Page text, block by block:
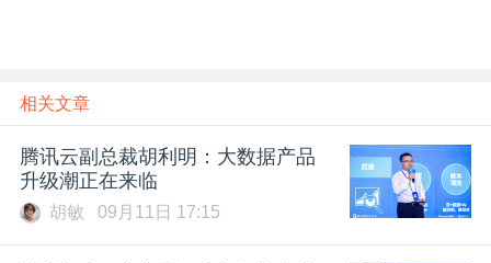
相关文章
腾讯云副总裁胡利明：大数据产品
升级潮正在来临
胡敏 09月11日 17:15